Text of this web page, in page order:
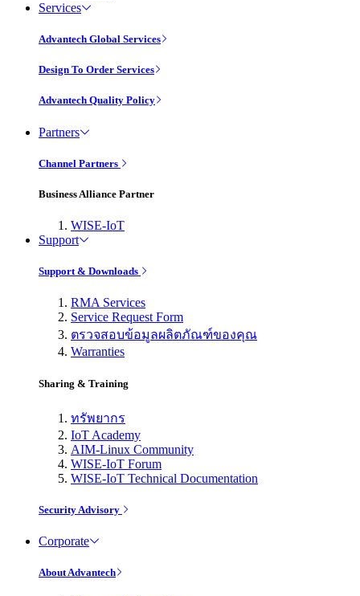
Services
Advantech Global Services
Design To Order Services
Advantech Quality Policy
Partners
Channel Partners
Business Alliance Partner
WISE-IoT
Support
Support & Downloads
RMA Services
Service Request Form
ตรวจสอบข้อมูลผลิตภัณฑ์ของคุณ
Warranties
Sharing & Training
ทรัพยากร
IoT Academy
AIM-Linux Community
WISE-IoT Forum
WISE-IoT Technical Documentation
Security Advisory
Corporate
About Advantech